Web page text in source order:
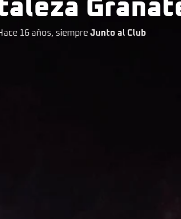
16 años, siempre Junto al Club